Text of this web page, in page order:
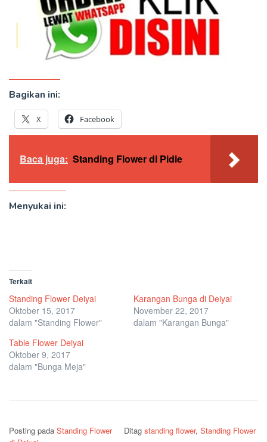
Bagikan ini:
X Facebook
Baca juga: Standing Flower di Pidie
Menyukai ini:
Terkait
Standing Flower Deiyai
Oktober 15, 2017
dalam "Standing Flower"
Karangan Bunga di Deiyai
November 22, 2017
dalam "Karangan Bunga"
Table Flower Deiyai
Oktober 9, 2017
dalam "Bunga Meja"
Posting pada Standing Flower Ditag standing flower, Standing Flower